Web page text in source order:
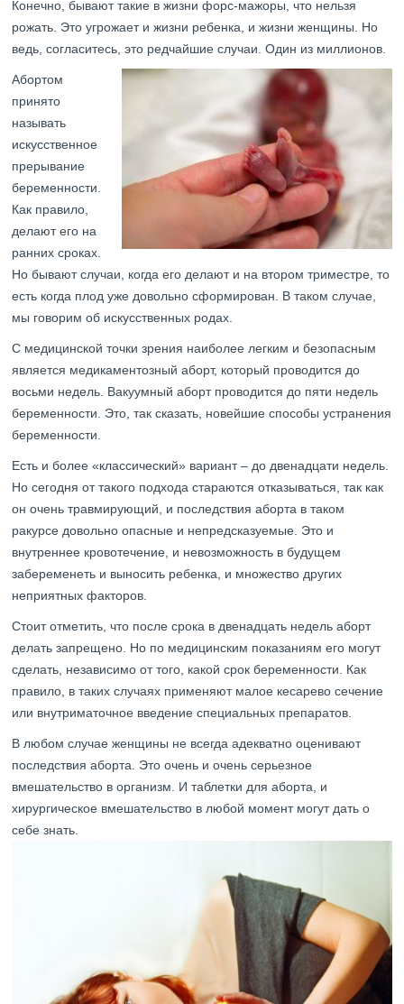
Конечно, бывают такие в жизни форс-мажоры, что нельзя
рожать. Это угрожает и жизни ребенка, и жизни женщины. Но
ведь, согласитесь, это редчайшие случаи. Один из миллионов.
Абортом
принято
называть
искусственное
прерывание
беременности.
Как правило,
делают его на
ранних сроках.
Но бывают случаи, когда его делают и на втором триместре, то
есть когда плод уже довольно сформирован. В таком случае,
мы говорим об искусственных родах.
С медицинской точки зрения наиболее легким и безопасным
является медикаментозный аборт, который проводится до
восьми недель. Вакуумный аборт проводится до пяти недель
беременности. Это, так сказать, новейшие способы устранения
беременности.
Есть и более «классический» вариант – до двенадцати недель.
Но сегодня от такого подхода стараются отказываться, так как
он очень травмирующий, и последствия аборта в таком
ракурсе довольно опасные и непредсказуемые. Это и
внутреннее кровотечение, и невозможность в будущем
забеременеть и выносить ребенка, и множество других
неприятных факторов.
Стоит отметить, что после срока в двенадцать недель аборт
делать запрещено. Но по медицинским показаниям его могут
сделать, независимо от того, какой срок беременности. Как
правило, в таких случаях применяют малое кесарево сечение
или внутриматочное введение специальных препаратов.
В любом случае женщины не всегда адекватно оценивают
последствия аборта. Это очень и очень серьезное
вмешательство в организм. И таблетки для аборта, и
хирургическое вмешательство в любой момент могут дать о
себе знать.